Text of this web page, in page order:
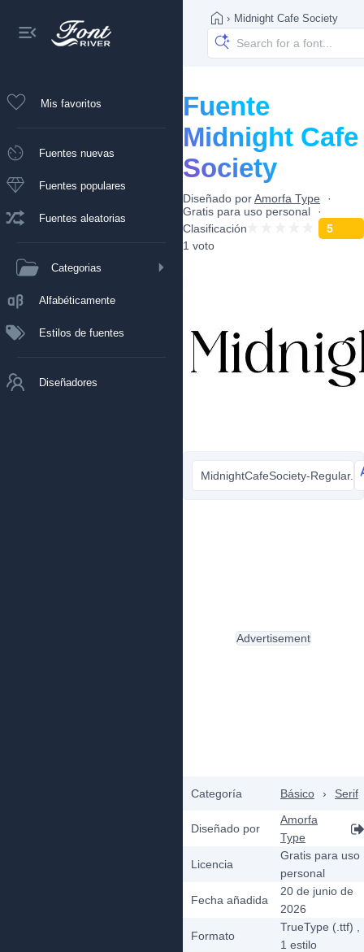
Mis favoritos
Fuentes nuevas
Fuentes populares
Fuentes aleatorias
Categorias
Alfabéticamente
Estilos de fuentes
Diseñadores
› Midnight Cafe Society
Fuente
Midnight Cafe
Society
Diseñado porAmorfa Type
Gratis para uso personal
Clasificación
5
1 voto
MidnightCafeSociety-Regular.ttf
Categoría Básico › Serif
Diseñado por
Amorfa
Type
Licencia
Gratis para uso
personal
Fecha añadida
20 de junio de
2026
Formato
TrueType (.ttf)
1 estilo
Advertisement